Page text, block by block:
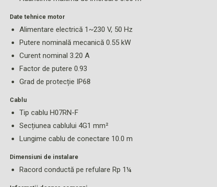
Date tehnice motor
Alimentare electrică 1~230 V, 50 Hz
Putere nominală mecanică 0.55 kW
Curent nominal 3.20 A
Factor de putere 0.93
Grad de protecție IP68
Cablu
Tip cablu H07RN-F
Secțiunea cablului 4G1 mm²
Lungime cablu de conectare 10.0 m
Dimensiuni de instalare
Racord conductă pe refulare Rp 1¼